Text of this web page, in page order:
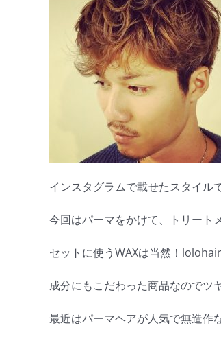
インスタグラムで載せたスタイル
今回はパーマをかけて、トリート
セットに使うWAXは当然！
成分にもこだわった商品なのでツ
最近はパーマヘアが人気で無造作